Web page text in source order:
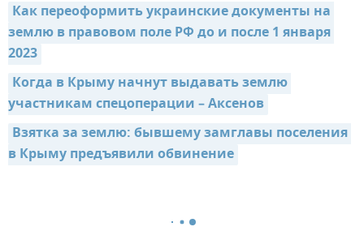
Как переоформить украинские документы на
землю в правовом поле РФ до и после 1 января
2023
Когда в Крыму начнут выдавать землю
участникам спецоперации – Аксенов
Взятка за землю: бывшему замглавы поселения
в Крыму предъявили обвинение